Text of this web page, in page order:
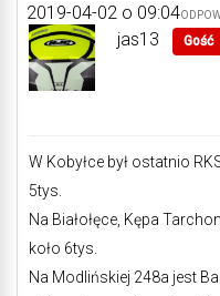
2019-04-02 o 09:04
jas13 Gość
W Kobyłce był ostatnio
5tys.
Na Białołęce, Kępa
koło 6tys.
Na Modlińskiej 248a jest